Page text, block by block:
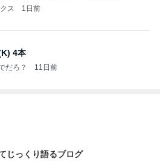
ス 1日前
4本
だろ？ 11日前
じっくり語るブログ